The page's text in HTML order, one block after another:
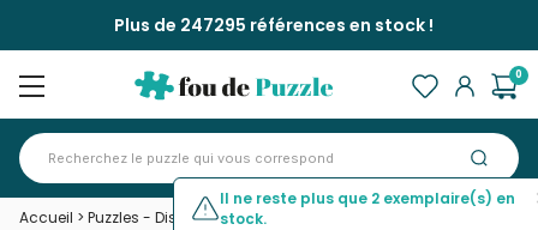
Plus de 247295 références en stock !
0
Accueil > Puzzles - Disney>Disney Princess - Beauty and the Beast
Il ne reste plus que 2 exemplaire(s) en
stock.